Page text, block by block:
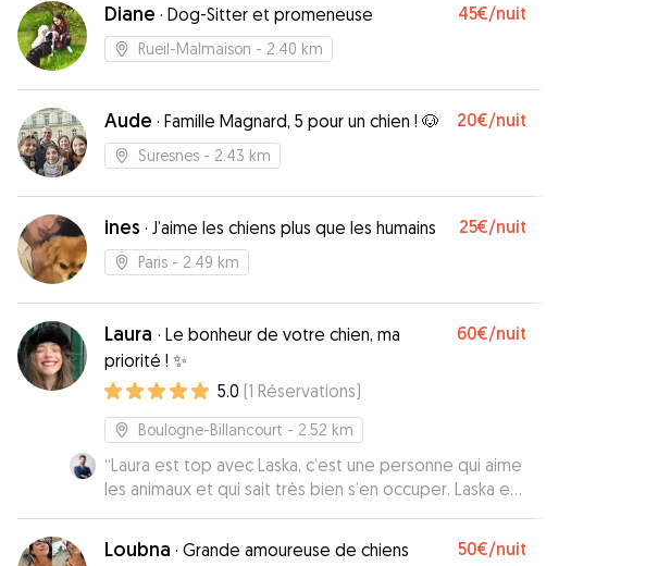
Diane · Dog-Sitter et promeneuse 45€/nuit
Rueil-Malmaison - 2.40 km
Aude · Famille Magnard, 5 pour un chien ! 🐶 20€/nuit
Suresnes - 2.43 km
ines · J’aime les chiens plus que les humains 25€/nuit
Paris - 2.49 km
Laura · Le bonheur de votre chien, ma
priorité ! ✨
60€/nuit
5.0 (1 Réservations)
Boulogne-Billancourt - 2.52 km
“Laura est top avec Laska, c’est une personne qui aime
les animaux et qui sait très bien s’en occuper. Laska est
toujours contente de la voir. Vous verrez vos animaux
vous remercieront de choisir Laura ☺️
Loubna · Grande amoureuse de chiens 50€/nuit